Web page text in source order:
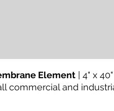
Element | 4" x
commercial and